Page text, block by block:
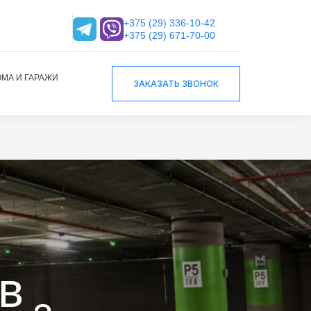
+375 (29) 336-10-42
+375 (29) 671-70-00
И ГАРАЖИ
ЗАКАЗАТЬ ЗВОНОК